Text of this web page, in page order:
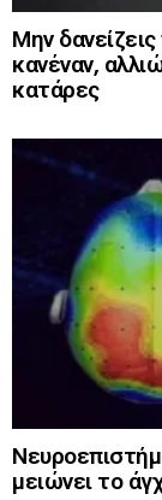
Μην
κανέναν,
κατάρες
μειώνει το